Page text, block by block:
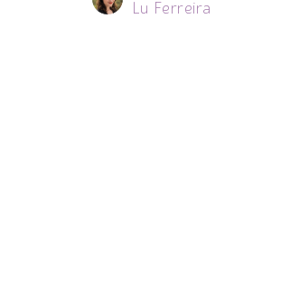
Lu Ferreira